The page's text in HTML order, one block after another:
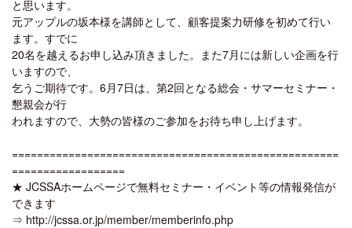
と思います。
元アップルの坂本様を講師として、顧客提案力研修を初めて行い
ます。すでに
20名を越えるお申し込み頂きました。また7月には新しい企画を行
いますので、
乞うご期待です。6月7日は、第2回となる総会・サマーセミナー・
懇親会が行
われますので、大勢の皆様のご参加をお待ち申し上げます。
====================================================
==================
★ JCSSAホームページで無料セミナー・イベント等の情報発信が
できます
⇒ http://jcssa.or.jp/member/memberinfo.php